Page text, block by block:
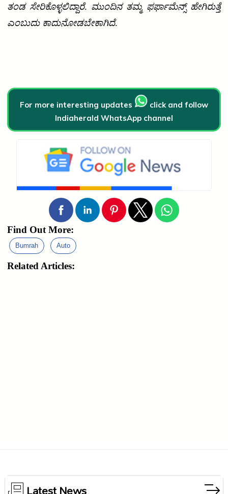
ತಂಡ ಸೇರಿಕೊಳ್ಳಲಿದ್ದಾರೆ. ಮುಂದಿನ ತಮ್ಮ ಫರ್ಫಾಮೆನ್ಸ್ ಹೇಗಿರುತ್ತೆ
ಎಂಬುದು ಕಾದುನೋಡಬೇಕಾಗಿದೆ.
For more interesting updates
click and follow
Indiaherald WhatsApp channel
Find Out More:
Bumrah Auto
Related Articles: